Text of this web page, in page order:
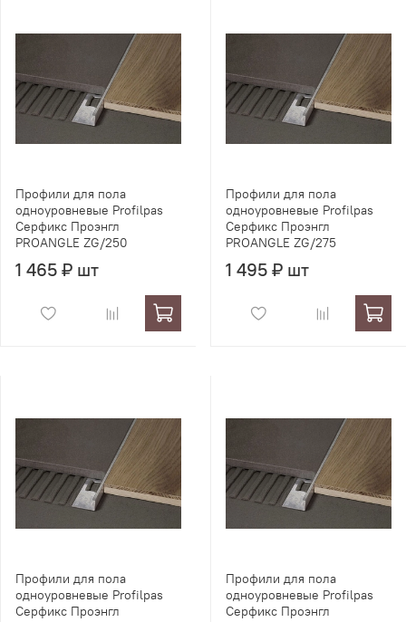
Профили для пола
одноуровневые Profilpas
Серфикс Проэнгл
PROANGLE ZG/250
1 465 ₽ шт
Профили для пола
одноуровневые Profilpas
Серфикс Проэнгл
PROANGLE ZG/275
1 495 ₽ шт
Профили для пола
одноуровневые Profilpas
Серфикс Проэнгл
Профили для пола
одноуровневые Profilpas
Серфикс Проэнгл